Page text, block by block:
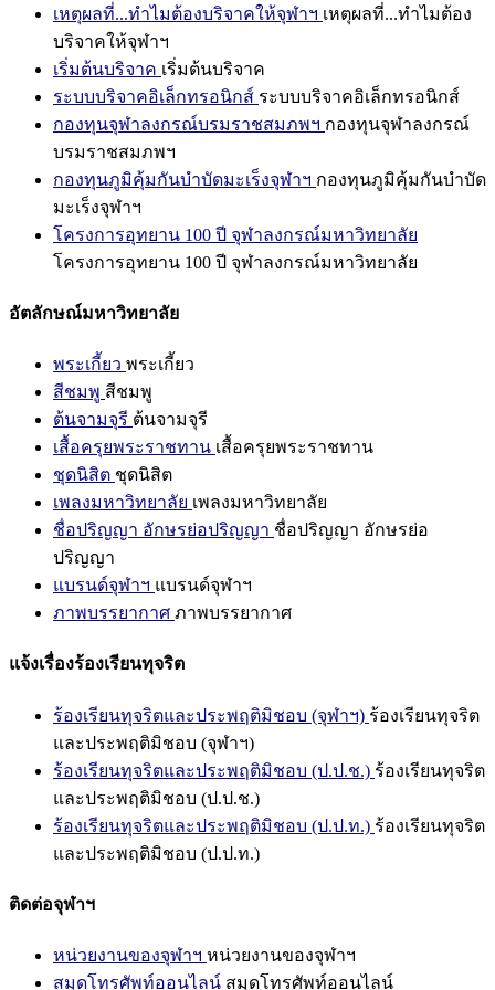
เหตุผลที่...ทำไมต้องบริจาคให้จุฬาฯ เหตุผลที่...ทำไมต้อง
บริจาคให้จุฬาฯ
เริ่มต้นบริจาค เริ่มต้นบริจาค
ระบบบริจาคอิเล็กทรอนิกส์ ระบบบริจาคอิเล็กทรอนิกส์
กองทุนจุฬาลงกรณ์บรมราชสมภพฯ กองทุนจุฬาลงกรณ์
บรมราชสมภพฯ
กองทุนภูมิคุ้มกันบำบัดมะเร็งจุฬาฯ กองทุนภูมิคุ้มกันบำบัด
มะเร็งจุฬาฯ
โครงการอุทยาน 100 ปี จุฬาลงกรณ์มหาวิทยาลัย
โครงการอุทยาน 100 ปี จุฬาลงกรณ์มหาวิทยาลัย
อัตลักษณ์มหาวิทยาลัย
พระเกี้ยว พระเกี้ยว
สีชมพู สีชมพู
ต้นจามจุรี ต้นจามจุรี
เสื้อครุยพระราชทาน เสื้อครุยพระราชทาน
ชุดนิสิต ชุดนิสิต
เพลงมหาวิทยาลัย เพลงมหาวิทยาลัย
ชื่อปริญญา อักษรย่อปริญญา ชื่อปริญญา อักษรย่อ
ปริญญา
แบรนด์จุฬาฯ แบรนด์จุฬาฯ
ภาพบรรยากาศ ภาพบรรยากาศ
แจ้งเรื่องร้องเรียนทุจริต
ร้องเรียนทุจริตและประพฤติมิชอบ (จุฬาฯ) ร้องเรียนทุจริต
และประพฤติมิชอบ (จุฬาฯ)
ร้องเรียนทุจริตและประพฤติมิชอบ (ป.ป.ช.) ร้องเรียนทุจริต
และประพฤติมิชอบ (ป.ป.ช.)
ร้องเรียนทุจริตและประพฤติมิชอบ (ป.ป.ท.) ร้องเรียนทุจริต
และประพฤติมิชอบ (ป.ป.ท.)
ติดต่อจุฬาฯ
หน่วยงานของจุฬาฯ หน่วยงานของจุฬาฯ
สมุดโทรศัพท์ออนไลน์ สมุดโทรศัพท์ออนไลน์